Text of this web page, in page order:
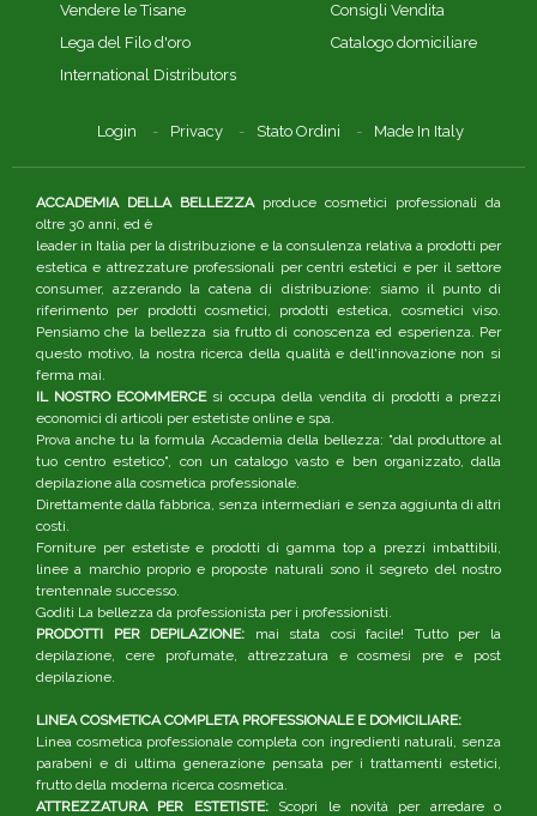
Vendere le Tisane
Lega del Filo d'oro
International Distributors
Consigli Vendita
Catalogo domiciliare
Login Privacy Stato Ordini Made In Italy
ACCADEMIA DELLA BELLEZZAproduce cosmetici professionali da
oltre 30 anni, ed è
leader in Italia per la distribuzione e la consulenza relativa a prodotti per
estetica e attrezzature professionali per centri estetici e per il settore
consumer, azzerando la catena di distribuzione: siamo il punto di
riferimento per prodotti cosmetici, prodotti estetica, cosmetici viso.
Pensiamo che la bellezza sia frutto di conoscenza ed esperienza. Per
questo motivo, la nostra ricerca della qualità e dell'innovazione non si
ferma mai.
IL NOSTRO ECOMMERCEsi occupa della vendita di prodotti a prezzi
economici di articoli per estetiste online e spa.
Prova anche tu la formula Accademia della bellezza: "dal produttore al
tuo centro estetico", con un catalogo vasto e ben organizzato, dalla
depilazione alla cosmetica professionale.
Direttamente dalla fabbrica, senza intermediari e senza aggiunta di altri
costi.
Forniture per estetiste e prodotti di gamma top a prezzi imbattibili,
linee a marchio proprio e proposte naturali sono il segreto del nostro
trentennale successo.
Goditi La bellezza da professionista per i professionisti.
PRODOTTI PER DEPILAZIONE: mai stata così facile! Tutto per la
depilazione, cere profumate, attrezzatura e cosmesi pre e post
depilazione.
LINEA COSMETICA COMPLETA PROFESSIONALE E DOMICILIARE:
Linea cosmetica professionale completa con ingredienti naturali, senza
parabeni e di ultima generazione pensata per i trattamenti estetici,
frutto della moderna ricerca cosmetica.
ATTREZZATURA PER ESTETISTE:Scopri le novità per arredare o